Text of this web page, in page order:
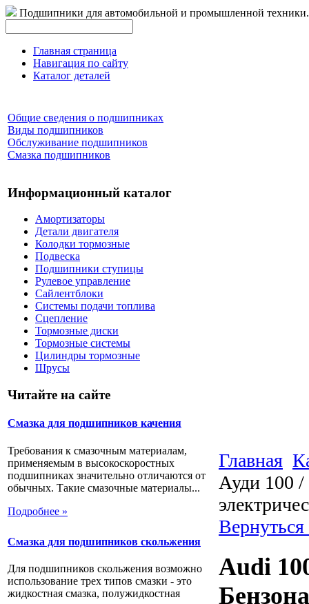
Подшипники для автомобильной и промышленной техники.
Главная страница
Навигация по сайту
Каталог деталей
Общие сведения о подшипниках
Виды подшипников
Обслуживание подшипников
Смазка подшипников
Информационный каталог
Амортизаторы
Детали двигателя
Колодки тормозные
Подвеска
Подшипники ступицы
Рулевое управление
Сайлентблоки
Системы подачи топлива
Сцепление
Тормозные диски
Тормозные системы
Цилиндры тормозные
Шрусы
Читайте на сайте
Смазка для подшипников качения
Требования к смазочным материалам,
применяемым в высокоскоростных
подшипниках значительно отличаются от
обычных. Такие смазочные материалы...
Подробнее »
Смазка для подшипников скольжения
Для подшипников скольжения возможно
использование трех типов смазки - это
жидкостная смазка, полужидкостная
Главная
Ауди 100 /
Audi